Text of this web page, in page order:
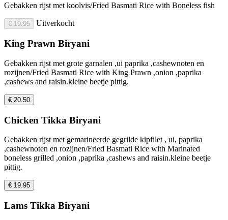
Gebakken rijst met koolvis/Fried Basmati Rice with Boneless fish
€ 19.95 Uitverkocht
King Prawn Biryani
Gebakken rijst met grote garnalen ,ui paprika ,cashewnoten en
rozijnen/Fried Basmati Rice with King Prawn ,onion ,paprika
,cashews and raisin.kleine beetje pittig.
€ 20.50
Chicken Tikka Biryani
Gebakken rijst met gemarineerde gegrilde kipfilet , ui, paprika
,cashewnoten en rozijnen/Fried Basmati Rice with Marinated
boneless grilled ,onion ,paprika ,cashews and raisin.kleine beetje
pittig.
€ 19.95
Lams Tikka Biryani